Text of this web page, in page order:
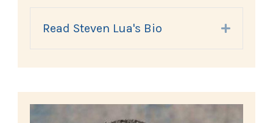
Read Steven Lua's Bio Expand